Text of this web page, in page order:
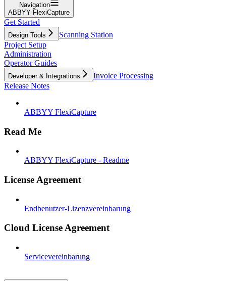
Navigation
ABBYY FlexiCapture
Get Started
Design Tools
Scanning Station
Project Setup
Administration
Operator Guides
Developer & Integrations
Invoice Processing
Release Notes
ABBYY FlexiCapture
Read Me
ABBYY FlexiCapture - Readme
License Agreement
Endbenutzer-Lizenzvereinbarung
Cloud License Agreement
Servicevereinbarung